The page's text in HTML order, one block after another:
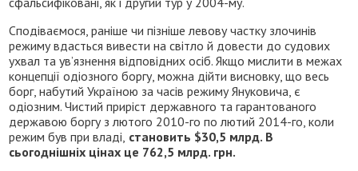
Сподіваємося, раніше чи пізніше левову частку злочинів
режиму вдасться вивести на світло й довести до судових
ухвал та ув’язнення відповідних осіб. Якщо мислити в межах
концепції одіозного боргу, можна дійти висновку, що весь
борг, набутий Україною за часів режиму Януковича, є
одіозним. Чистий приріст державного та гарантованого
державою боргу з лютого 2010-го по лютий 2014-го, коли
режим був при владі, становить $30,5 млрд. В
сьогоднішніх цінах це 762,5 млрд. грн.